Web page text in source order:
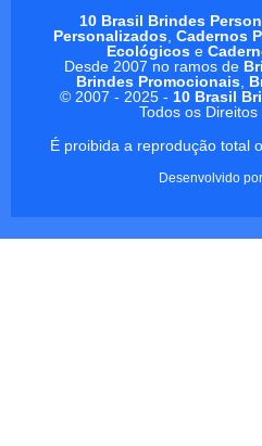
10 Brasil Brindes
Personalizados, Cadernos
Ecológicos e
Desde 2007 no ramos de
Brindes Promocionais,
© 2007 - 2025 - 10 Brasil
Todos os Direitos
É proibida a reprodução total
Desenvolvido por